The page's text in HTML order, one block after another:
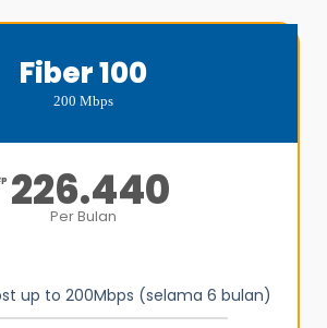
Fiber 100
200 Mbps
226.440
Per Bulan
up to 200Mbps (selama 6 bulan)